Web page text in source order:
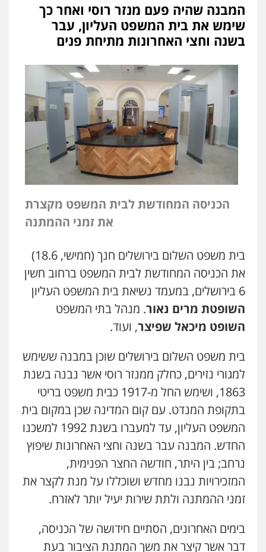
המבנה שהיה פעם מנזר רוסי ואחר כך
שימש את בית המשפט העליון, עבר
בשנה וחצי האחרונות מתיחת פנים
הכניסה המחודשת לבית המשפט מקצרת
את זמני ההמתנה
בית משפט השלום בירושלים חנך (חמישי, 18.6)
את הכניסה המחודשת לבית המשפט ברחוב חשין
6 בירושלים, במעמד נשיאת בית המשפט העליון
השופטת מרים נאור. מנהל בתי המשפט
השופט מיכאל שפיצר, ועוד.
בית משפט השלום בירושלים שוכן במבנה ששימש
למגורי נזירים, כחלק ממנזר רוסי אשר נבנה בשנת
1863, ושימש החל מ-1917 כבית משפט בריטי
בתקופת המנדט. עם קום המדינה שכן במקום בית
המשפט העליון, עד למעברו בשנת 1992 למשכנו
החדש. המבנה עבר בשנה וחצי האחרונות שיפוץ
נרחב; בין היתר, חודשה החצר הפנימית,
המזכירויות נבנו מחדש ושוכללו על מנת לקצר את
זמני ההמתנה ולתת שירות יעיל יותר לאזרח.
בימים האחרונים, הסתיים חידושה של הכניסה,
דבר אשר קיצר את משך המתנת הציבור בעת
ניר קידר – צלם
צילום עורכי דין שירותים מקצועיים לעורכי
0504578527
מחיקת כתבות מגוגל ודחיקת אזכורים
שירותים מקצועיים לעורכי דין
0522508109
אחסון אתרים
מהירות הגנה גיבוי
מקצועיים לעורכי דין
מרכז התחלה חדשה
אסירים עבירות מין שירותים מקצועיים
לעורכי דין
0544500346
מאיה בלום, עו"ס, טיפול ושיקום
טיפול בהתמכרויות שירותים מקצועיים
לעורכי דין
0504062539
עבירות כלכליות הלבנת הון חילוטים
עבירות פליליות